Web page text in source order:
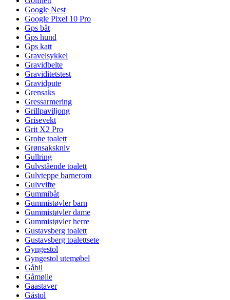
Google Nest
Google Pixel 10 Pro
Gps båt
Gps hund
Gps katt
Gravelsykkel
Gravidbelte
Graviditetstest
Gravidpute
Grensaks
Gressarmering
Grillpaviljong
Grisevekt
Grit X2 Pro
Grohe toalett
Grønsakskniv
Gullring
Gulvstående toalett
Gulvteppe barnerom
Gulvvifte
Gummibåt
Gummistøvler barn
Gummistøvler dame
Gummistøvler herre
Gustavsberg toalett
Gustavsberg toalettsete
Gyngestol
Gyngestol utemøbel
Gåbil
Gåmølle
Gaastaver
Gåstol